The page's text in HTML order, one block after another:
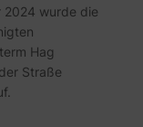
2024 wurde die
Hag
Straße